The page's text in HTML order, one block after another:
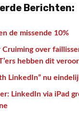
Berichten:
de missende 10%
Cruiming over
hebben dit
LinkedIn” nu
LinkedIn via iPad